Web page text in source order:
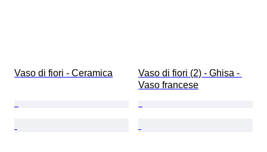
Vaso di fiori - Ceramica
Vaso di fiori (2) - Ghisa -
Vaso francese